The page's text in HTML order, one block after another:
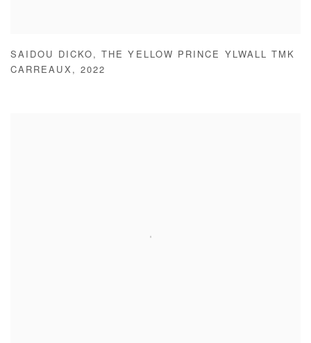
SAIDOU DICKO ,
THE YELLOW PRINCE YLWALL TMK
CARREAUX , 2022